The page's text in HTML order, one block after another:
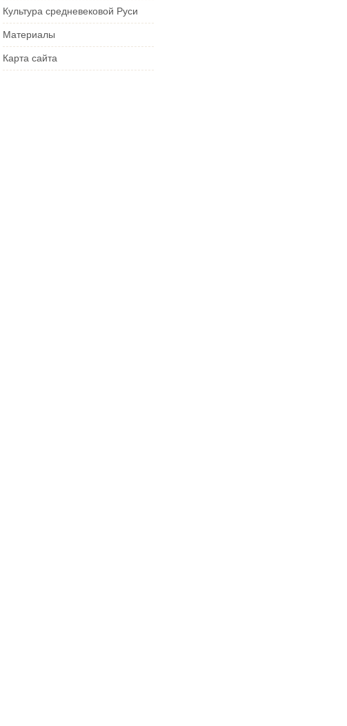
Культура средневековой Руси
Материалы
Карта сайта